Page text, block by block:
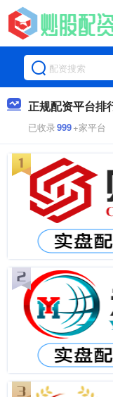
正规配资平台排
已收录999+家平台